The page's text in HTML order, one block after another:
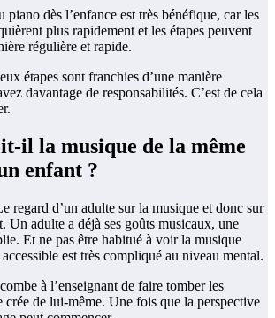
dès l’enfance est très bénéfique, car les
plus rapidement et les étapes peuvent
régulière et rapide.
étapes sont franchies d’une manière
davantage de responsabilités. C’est de cela
il la musique de la même
enfant ?
regard d’un adulte sur la musique et donc sur
Un adulte a déjà ses goûts musicaux, une
Et ne pas être habitué à voir la musique
est très compliqué au niveau mental.
à l’enseignant de faire tomber les
crée de lui-même. Une fois que la perspective